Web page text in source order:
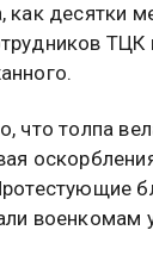
как десятки
ТЦК
что толпа
военкомам